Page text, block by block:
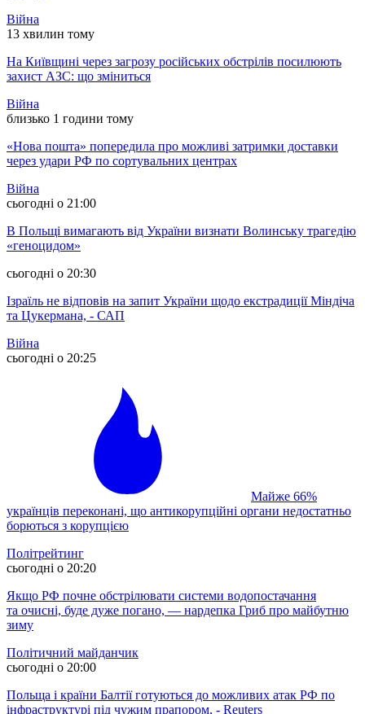
Війна
13 хвилин тому
На Київщині через загрозу російських обстрілів посилюють
захист АЗС: що зміниться
Війна
близько 1 години тому
«Нова пошта» попередила про можливі затримки доставки
через удари РФ по сортувальних центрах
Війна
сьогодні о 21:00
В Польщі вимагають від України визнати Волинську трагедію
«геноцидом»
сьогодні о 20:30
Ізраїль не відповів на запит України щодо екстрадиції Міндіча
та Цукермана, - САП
Війна
сьогодні о 20:25
Майже 66%
українців переконані, що антикорупційні органи недостатньо
борються з корупцією
Політрейтинг
сьогодні о 20:20
Якщо РФ почне обстрілювати системи водопостачання
та очисні, буде дуже погано, — нардепка Гриб про майбутню
зиму
Політичний майданчик
сьогодні о 20:00
Польща і країни Балтії готуються до можливих атак РФ по
інфраструктурі під чужим прапором, - Reuters